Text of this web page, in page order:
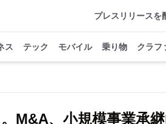
プレスリリースを
ス テック モバイル 乗り物 クラフ
M&A、小規模事業承